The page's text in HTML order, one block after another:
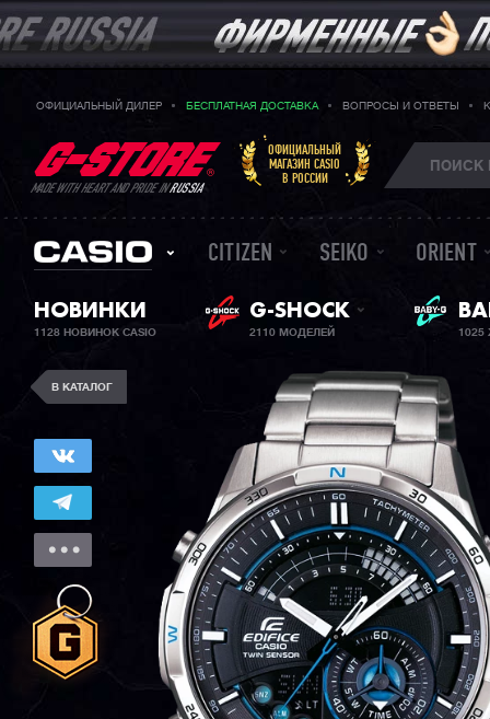
ОФИЦИАЛЬНЫЙ ДИЛЕР БЕСПЛАТНАЯ ДОСТАВКА ВОПРОСЫ И ОТВЕТЫ
MADE WITH HEART AND PRIDE INRUSSIA
ОФИЦИАЛЬНЫЙ
МАГАЗИН CASIO
В РОССИИ
CITIZEN SEIKO ORIENT
НОВИНКИ
1128 НОВИНОК CASIO
G-SHOCK
2110 МОДЕЛЕЙ
В КАТАЛОГ